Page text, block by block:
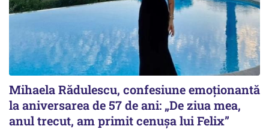
Mihaela Rădulescu, confesiune emoționantă
la aniversarea de 57 de ani: „De ziua mea,
anul trecut, am primit cenușa lui Felix”